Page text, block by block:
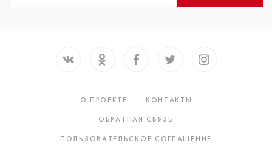
О ПРОЕКТЕ
КОНТАКТЫ
ОБРАТНАЯ СВЯЗЬ
ПОЛЬЗОВАТЕЛЬСКОЕ СОГЛАШЕНИЕ